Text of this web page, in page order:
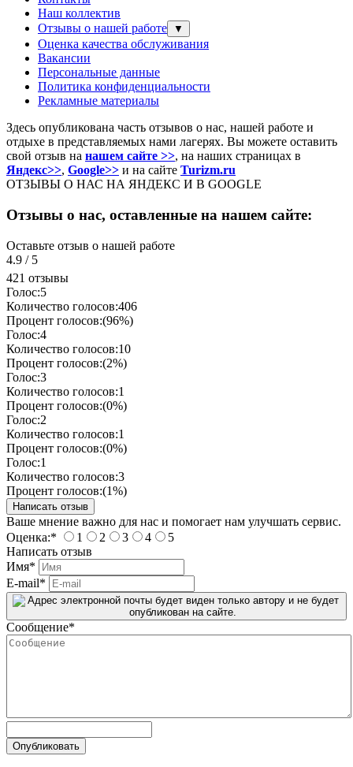
Наш коллектив
Отзывы о нашей работе
▼
Оценка качества обслуживания
Вакансии
Персональные данные
Политика конфиденциальности
Рекламные материалы
Здесь опубликована часть отзывов о нас, нашей работе и
отдыхе в представляемых нами лагерях. Вы можете оставить
свой отзыв на нашем сайте >>, на наших страницах в
Яндекс>>, Google>> и на сайте Turizm.ru
ОТЗЫВЫ О НАС НА ЯНДЕКС И В GOOGLE
Отзывы о нас, оставленные на нашем сайте:
Оставьте отзыв о нашей работе
4.9 / 5
421 отзывы
Голос:5
Количество голосов:406
Процент голосов:(96%)
Голос:4
Количество голосов:10
Процент голосов:(2%)
Голос:3
Количество голосов:1
Процент голосов:(0%)
Голос:2
Количество голосов:1
Процент голосов:(0%)
Голос:1
Количество голосов:3
Процент голосов:(1%)
Ваше мнение важно для нас и помогает нам улучшать сервис.
Оценка:* 1 2 3 4
5
Написать отзыв
Имя*
E-mail*
Сообщение*